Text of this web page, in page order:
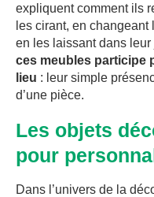
expliquent comment ils
les cirant, en
en les laissant dans leur
ces meubles participe
lieu : leur simple
d’une pièce.
Les objets
pour
Dans l’univers de la